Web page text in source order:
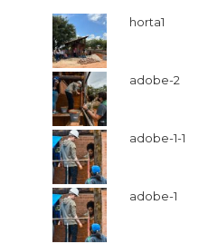
horta1
adobe-2
adobe-1-1
adobe-1